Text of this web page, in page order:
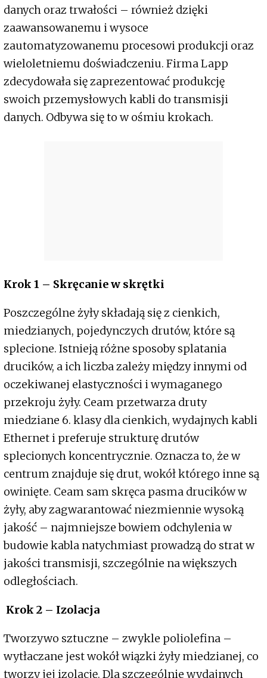
danych oraz trwałości – również dzięki
zaawansowanemu i wysoce
zautomatyzowanemu procesowi produkcji oraz
wieloletniemu doświadczeniu. Firma Lapp
zdecydowała się zaprezentować produkcję
swoich przemysłowych kabli do transmisji
danych. Odbywa się to w ośmiu krokach.
Krok 1 – Skręcanie w skrętki
Poszczególne żyły składają się z cienkich,
miedzianych, pojedynczych drutów, które są
splecione. Istnieją różne sposoby splatania
drucików, a ich liczba zależy między innymi od
oczekiwanej elastyczności i wymaganego
przekroju żyły. Ceam przetwarza druty
miedziane 6. klasy dla cienkich, wydajnych kabli
Ethernet i preferuje strukturę drutów
splecionych koncentrycznie. Oznacza to, że w
centrum znajduje się drut, wokół którego inne są
owinięte. Ceam sam skręca pasma drucików w
żyły, aby zagwarantować niezmiennie wysoką
jakość – najmniejsze bowiem odchylenia w
budowie kabla natychmiast prowadzą do strat w
jakości transmisji, szczególnie na większych
odległościach.
Krok 2 – Izolacja
Tworzywo sztuczne – zwykle poliolefina –
wytłaczane jest wokół wiązki żyły miedzianej, co
tworzy jej izolację. Dla szczególnie wydajnych